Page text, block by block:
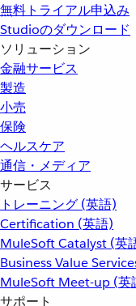
無料トライアル申込み
Studioのダウンロード
ソリューション
金融サービス
製造
小売
保険
ヘルスケア
通信・メディア
サービス
トレーニング (英語)
Certification (英語)
MuleSoft Catalyst (英
Business Value
MuleSoft Meet-up (英
サポート